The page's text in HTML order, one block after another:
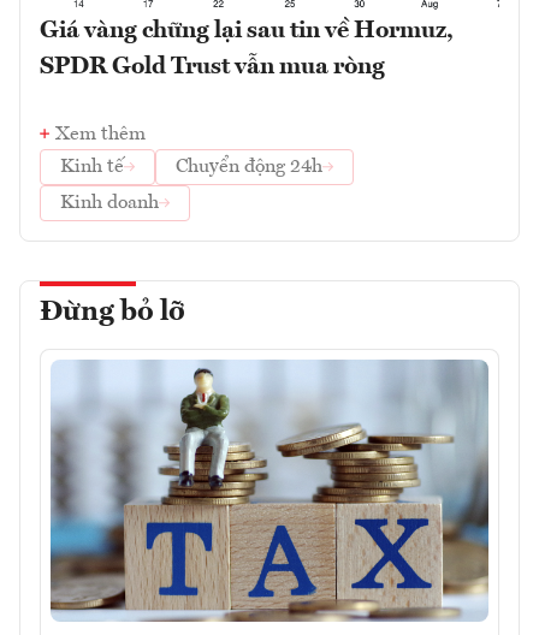
Giá vàng chững lại sau tin về Hormuz,
SPDR Gold Trust vẫn mua ròng
Xem thêm
Kinh tế
Chuyển động 24h
Kinh doanh
Đừng bỏ lỡ